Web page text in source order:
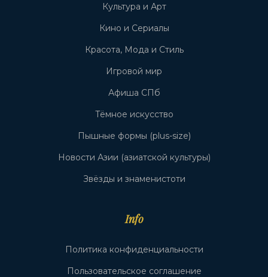
Культура и Арт
Кино и Сериалы
Красота, Мода и Стиль
Игровой мир
Афиша СПб
Тёмное искусство
Пышные формы (plus-size)
Новости Азии (азиатской культуры)
Звёзды и знаменистоти
Info
Политика конфиденциальности
Пользовательское соглашение